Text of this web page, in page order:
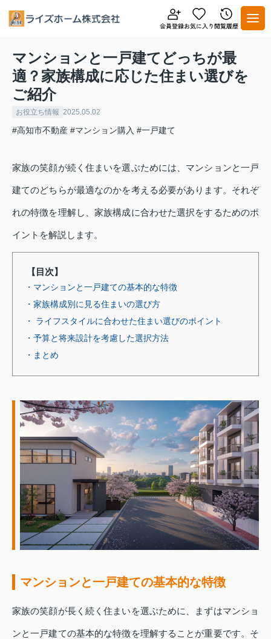
マンションと一戸建てどっちが最
適？家族構成に応じた住まい選びを
ご紹介
お役立ち情報 2025.05.02
#高知市不動産 #マンション購入 #一戸建て
家族の笑顔が続く住まいを選ぶためには、マンションと一戸
建てのどちらが最適なのかを考える必要があります。それぞ
れの特徴を理解し、家族構成に合わせた選択をするためのポ
イントを解説します。
【目次】
・マンションと一戸建ての基本的な特徴
・家族構成別に見る住まいの選び方
・ ライフスタイルに合わせた住まい選びのポイント
・予算と将来設計を考慮した選択方法
・まとめ
マンションと一戸建ての基本的な特徴
家族の笑顔が長く続く住まいを選ぶために、まずはマンショ
ンと一戸建ての基本的な特徴を理解することが重要です。そ